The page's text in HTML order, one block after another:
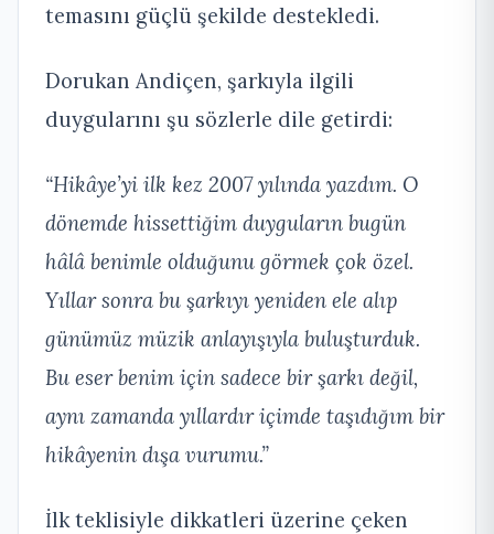
temasını güçlü şekilde destekledi.
Dorukan Andiçen, şarkıyla ilgili
duygularını şu sözlerle dile getirdi:
“Hikâye’yi ilk kez 2007 yılında yazdım. O
dönemde hissettiğim duyguların bugün
hâlâ benimle olduğunu görmek çok özel.
Yıllar sonra bu şarkıyı yeniden ele alıp
günümüz müzik anlayışıyla buluşturduk.
Bu eser benim için sadece bir şarkı değil,
aynı zamanda yıllardır içimde taşıdığım bir
hikâyenin dışa vurumu.”
İlk teklisiyle dikkatleri üzerine çeken